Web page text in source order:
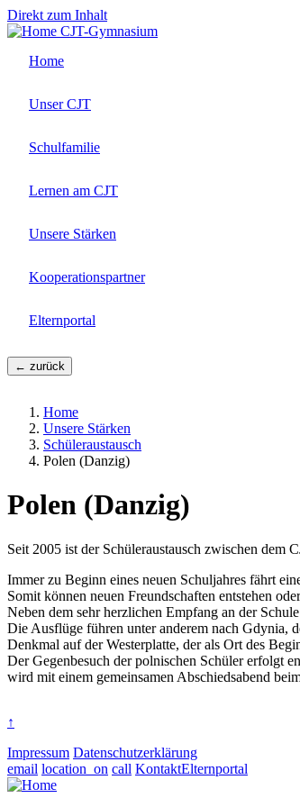
Direkt zum Inhalt
CJT-Gymnasium
Home
Unser CJT
Schulfamilie
Lernen am CJT
Unsere Stärken
Kooperationspartner
Elternportal
← zurück
Home
Unsere Stärken
Schüleraustausch
Polen (Danzig)
Polen (Danzig)
Seit 2005 ist der Schüleraustausch zwischen dem
Immer zu Beginn eines neuen Schuljahres fährt
Somit können neuen Freundschaften entstehen
Neben dem sehr herzlichen Empfang an der
Die Ausflüge führen unter anderem nach Gdynia,
Denkmal auf der Westerplatte, der als Ort des
Der Gegenbesuch der polnischen Schüler erfolgt
wird mit einem gemeinsamen Abschiedsabend
↑
Impressum Datenschutzerklärung
email location_on call KontaktElternportal